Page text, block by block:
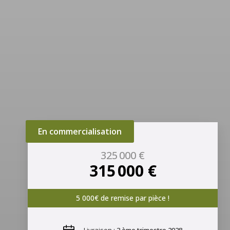
En commercialisation
325 000 €
315 000 €
5 000€ de remise par pièce !